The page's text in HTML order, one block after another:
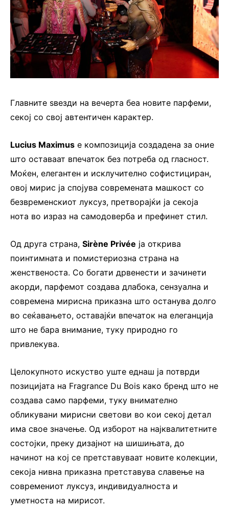
Главните ѕвезди на вечерта беа новите парфеми,
секој со свој автентичен карактер.
Lucius Maximus е композиција создадена за оние
што оставаат впечаток без потреба од гласност.
Моќен, елегантен и исклучително софистициран,
овој мирис ја спојува современата машкост со
безвременскиот луксуз, претворајќи ја секоја
нота во израз на самодоверба и префинет стил.
Од друга страна, Sirène Privée ја открива
поинтимната и помистериозна страна на
женственоста. Со богати дрвенести и зачинети
акорди, парфемот создава длабока, сензуална и
современа мирисна приказна што останува долго
во сеќавањето, оставајќи впечаток на елеганција
што не бара внимание, туку природно го
привлекува.
Целокупното искуство уште еднаш ја потврди
позицијата на Fragrance Du Bois како бренд што не
создава само парфеми, туку внимателно
обликувани мирисни светови во кои секој детал
има свое значење. Од изборот на најквалитетните
состојки, преку дизајнот на шишињата, до
начинот на кој се претставуваат новите колекции,
секоја нивна приказна претставува славење на
современиот луксуз, индивидуалноста и
уметноста на мирисот.